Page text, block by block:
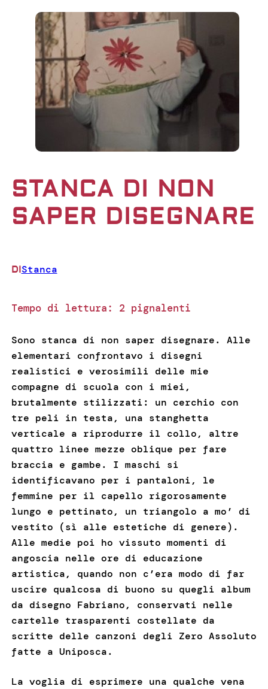
STANCA DI NON
SAPER DISEGNARE
DIStanca
Tempo di lettura: 2 pignalenti
Sono stanca di non saper disegnare. Alle
elementari confrontavo i disegni
realistici e verosimili delle mie
compagne di scuola con i miei,
brutalmente stilizzati: un cerchio con
tre peli in testa, una stanghetta
verticale a riprodurre il collo, altre
quattro linee mezze oblique per fare
braccia e gambe. I maschi si
identificavano per i pantaloni, le
femmine per il capello rigorosamente
lungo e pettinato, un triangolo a mo’ di
vestito (sì alle estetiche di genere).
Alle medie poi ho vissuto momenti di
angoscia nelle ore di educazione
artistica, quando non c’era modo di far
uscire qualcosa di buono su quegli album
da disegno Fabriano, conservati nelle
cartelle trasparenti costellate da
scritte delle canzoni degli Zero Assoluto
fatte a Uniposca.
La voglia di esprimere una qualche vena